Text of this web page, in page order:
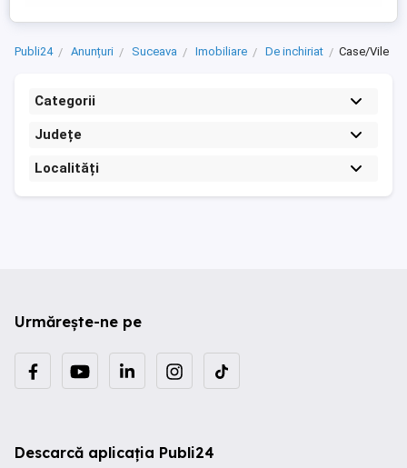
Publi24 Anunțuri Suceava Imobiliare De inchiriat Case/Vile
Categorii
Județe
Localități
Urmărește-ne pe
Descarcă aplicația Publi24